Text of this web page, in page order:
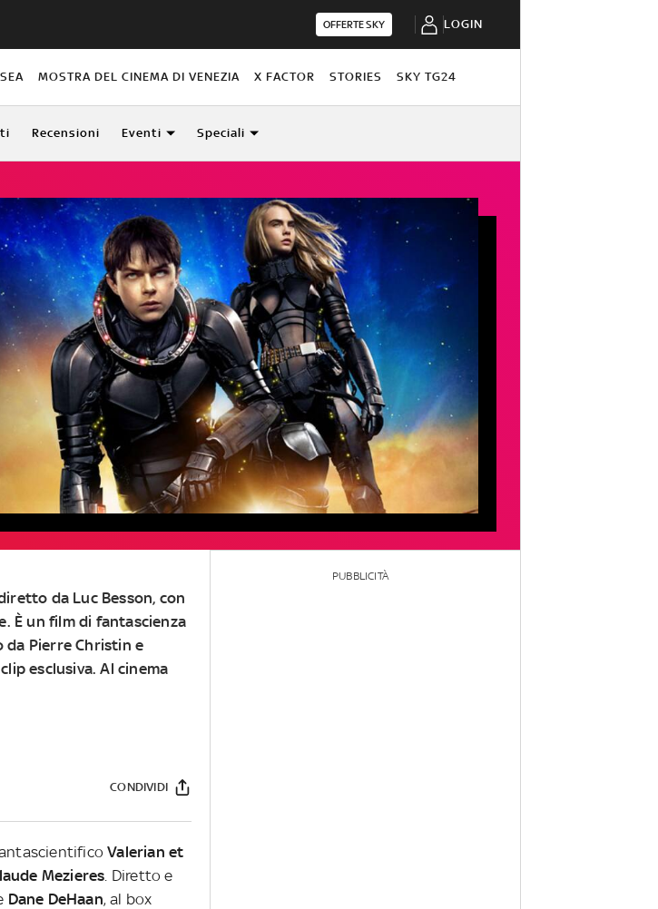
OFFERTE SKY LOGIN
MOSTRA DEL CINEMA DI VENEZIA X FACTOR STORIES SKY TG24
Recensioni Eventi Speciali
da Luc Besson, con
. È un film di fantascienza
da Pierre Christin e
esclusiva. Al cinema
CONDIVIDI
Valerian et
Mezieres . Diretto e
Dane DeHaan, al box
PUBBLICITÀ